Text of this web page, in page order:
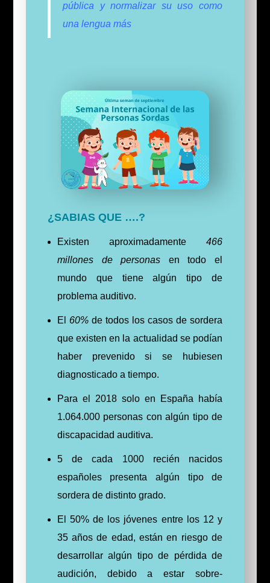
pública y normalizar su uso como
una lengua más
¿SABIAS QUE ….?
Existen aproximadamente466
millones de personas en todo el
mundo que tiene algún tipo de
problema auditivo.
El 60%de todos los casos de sordera
que existen en la actualidad se podían
haber prevenido si se hubiesen
diagnosticado a tiempo.
Para el 2018 solo en España había
1.064.000 personas con algún tipo de
discapacidad auditiva.
5 de cada 1000 recién nacidos
españoles presenta algún tipo de
sordera de distinto grado.
El 50% de los jóvenes entre los 12 y
35 años de edad, están en riesgo de
desarrollar algún tipo de pérdida de
audición, debido a estar sobre-